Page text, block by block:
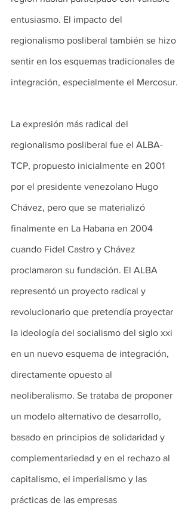
entusiasmo. El impacto del
regionalismo posliberal también se hizo
sentir en los esquemas tradicionales de
integración, especialmente el Mercosur.
La expresión más radical del
regionalismo posliberal fue el ALBA-
TCP, propuesto inicialmente en 2001
por el presidente venezolano Hugo
Chávez, pero que se materializó
finalmente en La Habana en 2004
cuando Fidel Castro y Chávez
proclamaron su fundación. El ALBA
representó un proyecto radical y
revolucionario que pretendía proyectar
la ideología del socialismo del siglo xxi
en un nuevo esquema de integración,
directamente opuesto al
neoliberalismo. Se trataba de proponer
un modelo alternativo de desarrollo,
basado en principios de solidaridad y
complementariedad y en el rechazo al
capitalismo, el imperialismo y las
prácticas de las empresas